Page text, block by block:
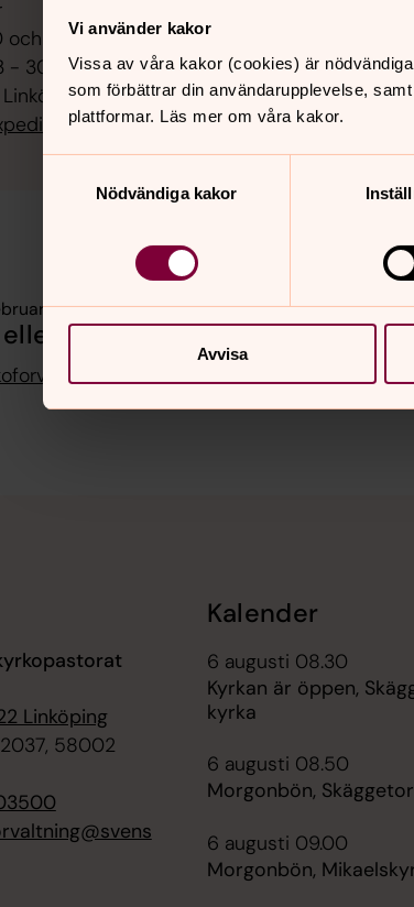
Vi använder kakor
Vissa av våra kakor (cookies) är
som förbättrar din användarupplevelse,
plattformar. Läs mer om våra kakor.
Nödvändiga kakor
Avvisa
och 13.00-15.00
- 30 36 00
2025
frågor på sidans innehåll?
Linköping
58002
Kalender
6 augusti 08.30
Kyrkan är öppen,
kyrka
6 augusti 08.50
Morgonbön,
6 augusti 09.00
Morgonbön,